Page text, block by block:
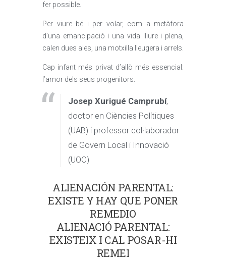
fer possible.
Per viure bé i per volar, com a metàfora
d’una emancipació i una vida lliure i plena,
calen dues ales, una motxilla lleugera i arrels.
Cap infant més privat d’allò més essencial:
l’amor dels seus progenitors.
Josep Xurigué Camprubí,
doctor en Ciències Polítiques
(UAB) i professor col·laborador
de Govern Local i Innovació
(UOC)
ALIENACIÓN PARENTAL:
EXISTE Y HAY QUE PONER
REMEDIO
ALIENACIÓ PARENTAL:
EXISTEIX I CAL POSAR-HI
REMEI